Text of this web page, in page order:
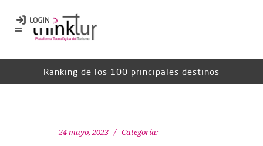
Ranking de los 100 principales destinos
24 mayo, 2023 Categoría: